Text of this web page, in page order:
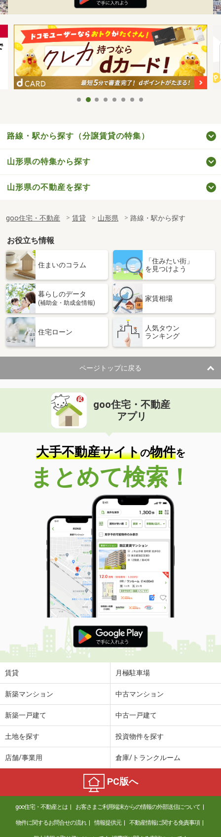
路線・駅から探す（分譲賃貸の特集）
山形県の特集から探す
山形県の不動産を探す
goo住宅・不動産 賃貸 山形県 路線・駅から探す
お役立ち情報
住まいのコラム
「住みたい街」
を見つけよう
暮らしのデータ
(補助金・助成金情報)
家賃相場
住宅ローン
人気タウン
ランキング
ページトップに戻る
goo住宅・不動産
アプリ
大手不動産サイトの物件を
まとめて検索！
賃貸 月極駐車場
新築マンション 中古マンション
新築一戸建て 中古一戸建て
土地を探す 投資物件を探す
店舗/事業用 倉庫/トランクルーム
PC版へ
goo住宅・不動産とは お客さまご利用端末からの情報の外部送信について
物件に関するお問合せの流れ 情報提供元 不動産情報に関する免責事項